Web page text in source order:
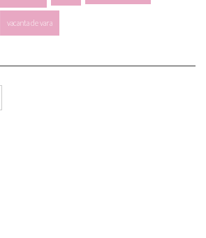
vacanta de vara